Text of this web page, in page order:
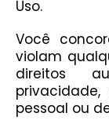
Uso.
Você
violam
direitos
pessoal ou